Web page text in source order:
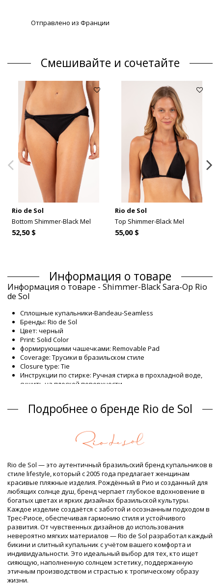
Отправлено из Франции
Смешивайте и сочетайте
Rio de Sol
Bottom Shimmer-Black Mel
52,50 $
Rio de Sol
Top Shimmer-Black Mel
55,00 $
Информация о товаре
Информация о товаре - Shimmer-Black Sara-Op Rio
de Sol
Сплошные купальники-Bandeau-Seamless
Бренды: Rio de Sol
Цвет: черный
Print: Solid Color
формирующими чашечками: Removable Pad
Coverage: Трусики в бразильском стиле
Closure type: Tie
Инструкции по стирке: Ручная стирка в прохладной воде,
сушить на плоской поверхности
Сплошные купальники черный Rio de Sol SPRING
Состав
Состав: 84% Biodegradable Nylon (AMNI SOUL ECO), 16%
Spandex (LYCRA) - OEKO-TEX - Chlorine Resistant
Подкладка: 84% Biodegradable Nylon (AMNI SOUL ECO), 16%
Spandex (LYCRA) - OEKO-TEX - Chlorine Resistant
UV Protection: UPF 50+
Информация о товаре
Отдел: ЖЕНЩИНЫ, Сплошные купальники
Упаковка включает: 1 x Сплошные купальники (Другие
аксессуары не включены)
HS CODE: 6112.41.0010
SKU: 1981127028
EAN: XS (7899810456816), S (7899810456823), M (7899810456830),
L (7899810456847), XL (7899810457028)
Вес: 115g / 0.25lb / 4.06oz
Ретушированные фотографии
Подробнее о бренде Rio de Sol
Rio de Sol — это аутентичный бразильский бренд купальников в
стиле lifestyle, который с 2005 года предлагает женщинам
красивые пляжные изделия. Рождённый в Рио и созданный для
любящих солнце душ, бренд черпает глубокое вдохновение в
богатых цветах и ярких дизайнах бразильской культуры.
Каждое изделие создаётся с заботой и осознанным подходом в
Трес-Риосе, обеспечивая гармонию стиля и устойчивого
развития. От чувственных дизайнов до использования
невероятно мягких материалов — Rio de Sol разработал каждый
бикини и слитный купальник с учётом вашего комфорта и
индивидуальности. Это идеальный выбор для тех, кто ищет
сияющую, наполненную солнцем эстетику, поддержанную
этичным производством и страстью к тропическому образу
жизни.